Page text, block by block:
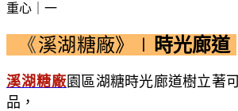
《溪湖糖廠》∣ 時光廊道
溪湖糖廠 園區湖糖時光廊道樹立著
品，